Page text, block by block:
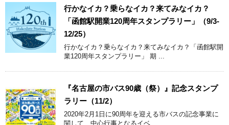
行かなイカ？乗らなイカ？来てみなイカ？
「函館駅開業120周年スタンプラリー」（9/3-
12/25）
行かなイカ？乗らなイカ？来てみなイカ？「函館駅開
業120周年スタンプラリー」 期 ...
『名古屋の市バス90歳（祭）』記念スタンプ
ラリー（11/2）
2020年2月1日に90周年を迎える市バスの記念事業に
関して、中心行事となるイベ ...